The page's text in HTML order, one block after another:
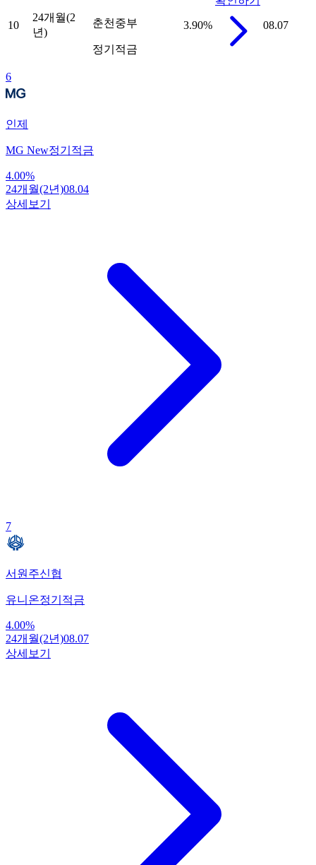
10
24개월(2
년)
춘천중부
정기적금
3.90% 08.07
6
인제
MG New정기적금
4.00%
24개월(2년)08.04
상세보기
7
서원주신협
유니온정기적금
4.00%
24개월(2년)08.07
상세보기